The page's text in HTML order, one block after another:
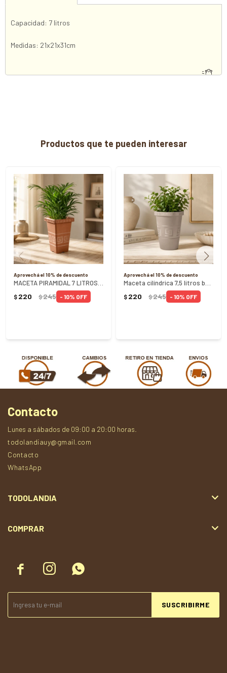
Capacidad: 7 litros
Medidas: 21x21x31cm
Productos que te pueden interesar
Aprovechá el 10% de descuento
$ 220 $245 10
Aprovechá el 10% de descuento
$ 220 $245 10
  
SUSCRIBIRME
Contacto
Lunes a sábados de 09:00 a 20:00 horas.
todolandiauy@gmail.com
Contacto
WhatsApp
TODOLANDIA
COMPRAR